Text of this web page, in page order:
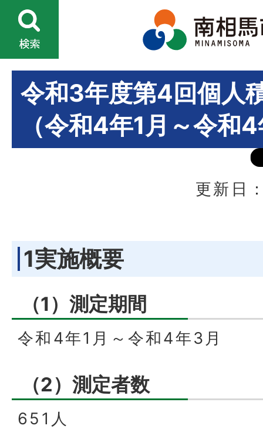
令和3年度第4回個人
（令和4年1月～令和
更新日
1実施概要
（1）測定期間
令和4年1月～令和4年3月
（2）測定者数
651人